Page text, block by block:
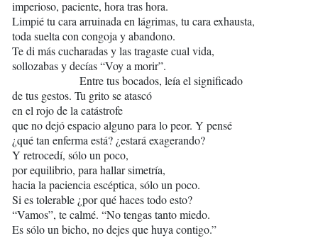
imperioso, paciente, hora tras hora.
Limpié tu cara arruinada en lágrimas, tu cara exhausta,
toda suelta con congoja y abandono.
Te di más cucharadas y las tragaste cual vida,
sollozabas y decías “Voy a morir”.
Entre tus bocados, leía el significado
de tus gestos. Tu grito se atascó
en el rojo de la catástrofe
que no dejó espacio alguno para lo peor. Y pensé
¿qué tan enferma está? ¿estará exagerando?
Y retrocedí, sólo un poco,
por equilibrio, para hallar simetría,
hacia la paciencia escéptica, sólo un poco.
Si es tolerable ¿por qué haces todo esto?
“Vamos”, te calmé. “No tengas tanto miedo.
Es sólo un bicho, no dejes que huya contigo.”